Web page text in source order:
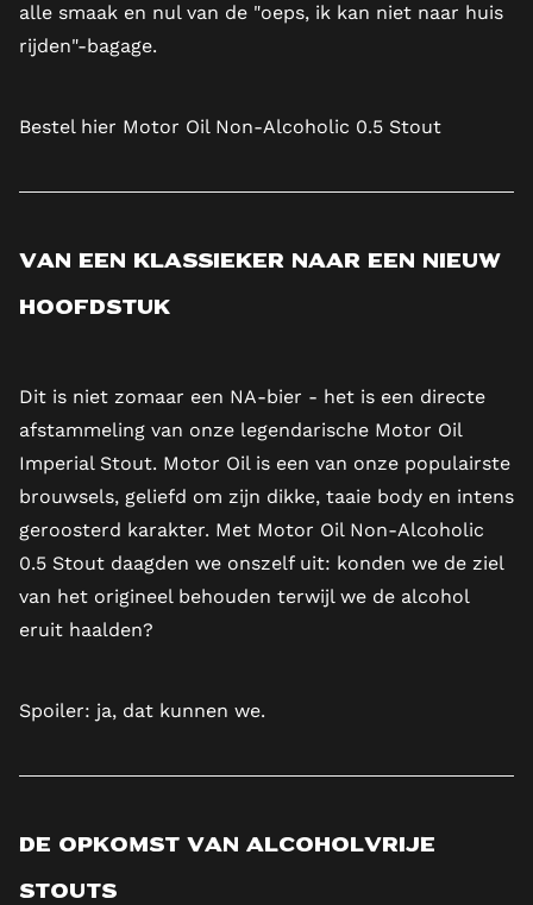
alle smaak en nul van de "oeps, ik kan niet naar huis
rijden"-bagage.
Bestel hier Motor Oil Non-Alcoholic 0.5 Stout
Van een klassieker naar een nieuw
hoofdstuk
Dit is niet zomaar een NA-bier - het is een directe
afstammeling van onze legendarische Motor Oil
Imperial Stout. Motor Oil is een van onze populairste
brouwsels, geliefd om zijn dikke, taaie body en intens
geroosterd karakter. Met Motor Oil Non-Alcoholic
0.5 Stout daagden we onszelf uit: konden we de ziel
van het origineel behouden terwijl we de alcohol
eruit haalden?
Spoiler: ja, dat kunnen we.
De opkomst van alcoholvrije
Stouts